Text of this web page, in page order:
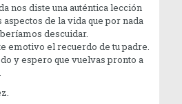
nos diste una auténtica lección
de la vida que por nada
descuidar.
emotivo el recuerdo de tu padre.
y espero que vuelvas pronto a